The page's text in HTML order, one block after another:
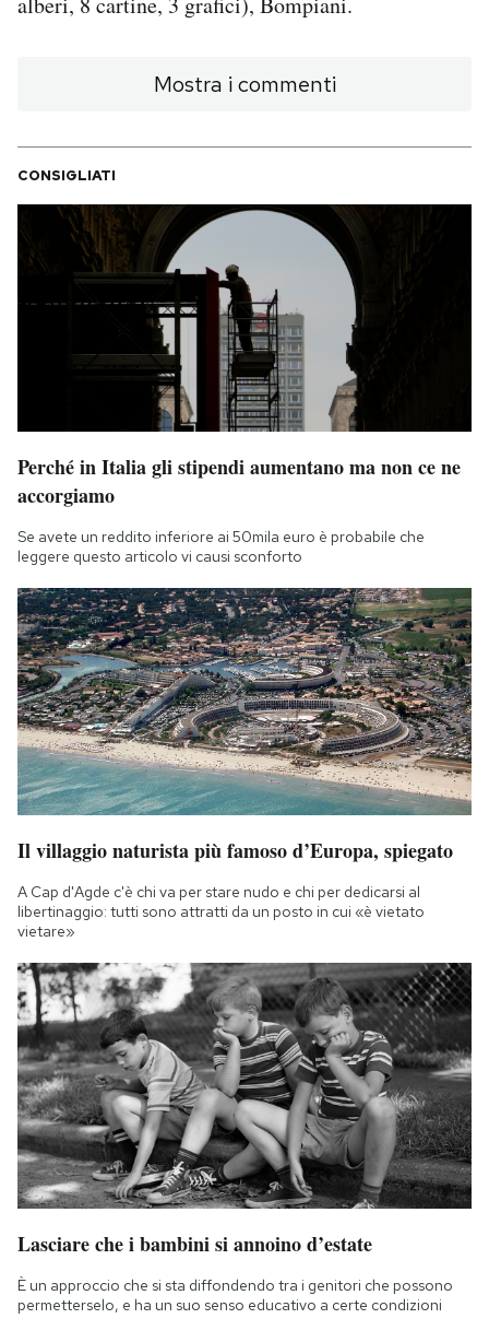
Mostra i commenti
CONSIGLIATI
Perché in Italia gli stipendi aumentano ma non ce ne
accorgiamo
Se avete un reddito inferiore ai 50mila euro è probabile che
leggere questo articolo vi causi sconforto
Il villaggio naturista più famoso d’Europa, spiegato
A Cap d'Agde c'è chi va per stare nudo e chi per dedicarsi al
libertinaggio: tutti sono attratti da un posto in cui «è vietato
vietare»
Lasciare che i bambini si annoino d’estate
È un approccio che si sta diffondendo tra i genitori che possono
permetterselo, e ha un suo senso educativo a certe condizioni